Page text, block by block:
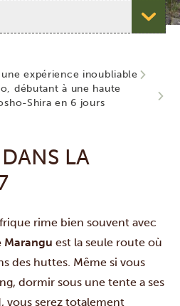
expérience inoubliable
débutant à une haute
Shira en 6 jours
LA
rime bien souvent avec
Marangu est la seule route où
des huttes. Même si vous
dormir sous une tente a ses
vous serez totalement